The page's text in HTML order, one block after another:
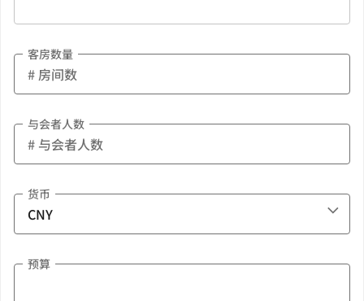
客房数量
与会者人数
货币
预算